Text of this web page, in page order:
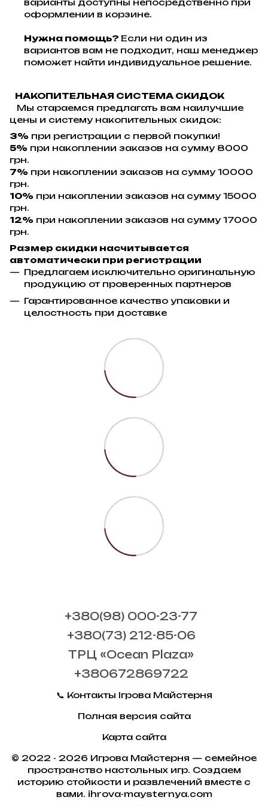
варианты доступны непосредственно при
оформлении в корзине.
Нужна помощь? Если ни один из
вариантов вам не подходит, наш менеджер
поможет найти индивидуальное решение.
НАКОПИТЕЛЬНАЯ СИСТЕМА СКИДОК
Мы стараемся предлагать вам наилучшие
цены и систему накопительных скидок:
3% при регистрации с первой покупки!
5% при накоплении заказов на сумму 8000
грн.
7% при накоплении заказов на сумму 10000
грн.
10% при накоплении заказов на сумму 15000
грн.
12% при накоплении заказов на сумму 17000
грн.
Размер скидки насчитывается
автоматически при регистрации
Предлагаем исключительно оригинальную
продукцию от проверенных партнеров
Гарантированное качество упаковки и
целостность при доставке
+380(98) 000-23-77
+380(73) 212-85-06
ТРЦ «Ocean Plaza»
+380672869722
📞 Контакты Ігрова Майстерня
Полная версия сайта
Карта сайта
© 2022 - 2026 Игрова Майстерня — семейное
пространство настольных игр. Создаем
историю стойкости и развлечений вместе с
вами. ihrova-maysternya.com